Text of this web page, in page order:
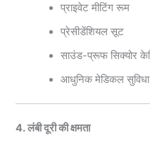
प्राइवेट मीटिंग रूम
प्रेसीडेंशियल सूट
साउंड-प्रूफ सिक्योर
आधुनिक मेडिकल सुविधा
4. लंबी दूरी की क्षमता